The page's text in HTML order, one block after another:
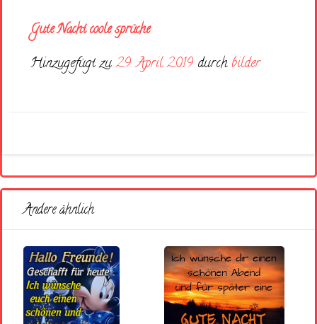
Gute Nacht coole sprüche
Hinzugefügt zu29. April 2019 durch bilder
Andere ähnlich